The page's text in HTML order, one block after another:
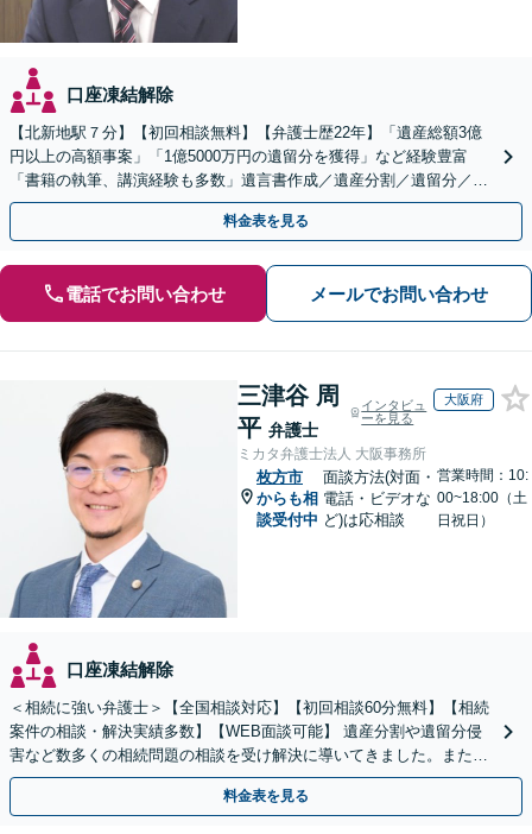
口座凍結解除
【北新地駅７分】【初回相談無料】【弁護士歴22年】「遺産総額3億
円以上の高額事案」「1億5000万円の遺留分を獲得」など経験豊富
「書籍の執筆、講演経験も多数」遺言書作成／遺産分割／遺留分／相
続放棄など【休日・夜間面談可】【完全個室対応】
料金表を見る
電話でお問い合わせ メールでお問い合わせ
三津谷 周
平 弁護士
インタビュ
ーを見る
大阪府
ミカタ弁護士法人 大阪事務所
枚方市
からも相
談受付中
面談方法(対面・
電話・ビデオな
ど)は応相談
営業時間：10:
00~18:00（土
日祝日）
口座凍結解除
＜相続に強い弁護士＞【全国相談対応】【初回相談60分無料】【相続
案件の相談・解決実績多数】【WEB面談可能】 遺産分割や遺留分侵
害など数多くの相続問題の相談を受け解決に導いてきました。また、
過去に１００件超の遺言作成のお手伝いをしました。
料金表を見る